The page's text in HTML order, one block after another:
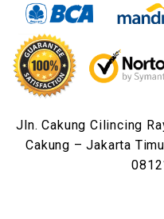
Jln. Cakung Cilincing
Cakung – Jakarta